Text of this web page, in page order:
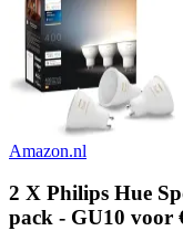
Amazon.nl
2 X Philips Hue
pack - GU10 voor